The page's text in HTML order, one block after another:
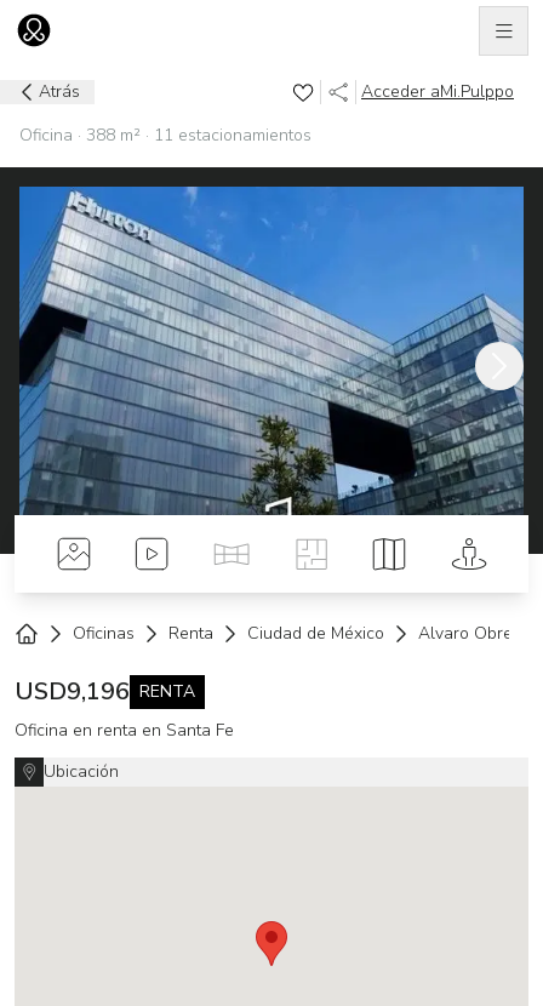
Ir al home
Atrás Acceder aMi.Pulppo
Oficina · 388 m² · 11 estacionamientos
Fotos Videos Tour VirtualPlanos Mapa Street
Oficinas Renta Ciudad de México Alvaro Obregón
USD9,196 RENTA
Oficina en renta en Santa Fe
Ubicación